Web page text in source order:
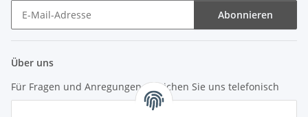
Abonnieren
Über uns
Für Fragen und Anregungen erreichen Sie uns telefonisch